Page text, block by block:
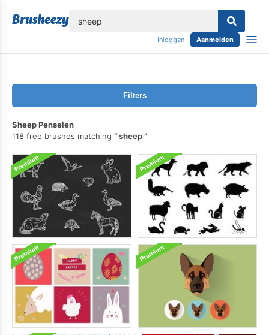
Inloggen Aanmelden
Filters
Sheep Penselen
118 free brushes matching
sheep